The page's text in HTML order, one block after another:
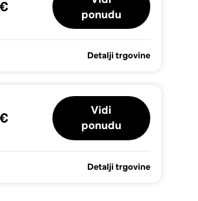
ponudu
Detalji trgovine
Vidi
ponudu
Detalji trgovine